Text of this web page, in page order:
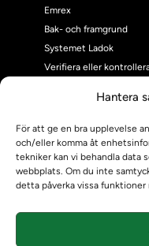
Hantera
För att ge en bra upplevelse
och/eller komma åt
tekniker kan vi behandla data
webbplats. Om du inte
detta påverka vissa funktioner
Emrex
Bak- och framgrund
Systemet Ladok
Verifiera eller
Om oss
Om Ladokkonsortiet
Ladokkonsortiet
Vision, strategi och